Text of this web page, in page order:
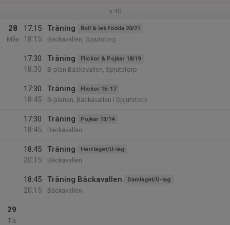
v.40
28
Mån
17:15
18:15
Träning Boll & lek födda 20/21
Bäckavallen, Spjutstorp
17:30
18:30
Träning Flickor & Pojkar 18/19
B-plan Bäckavallen, Spjutstorp
17:30
18:45
Träning Flickor 15-17
B-planen, Bäckavallen i Spjutstorp
17:30
18:45
Träning Pojkar 13/14
Bäckavallen
18:45
20:15
Träning Herrlaget/U-lag
Bäckavallen
18:45
20:15
Träning Bäckavallen Damlaget/U-lag
Bäckavallen
29
Tis